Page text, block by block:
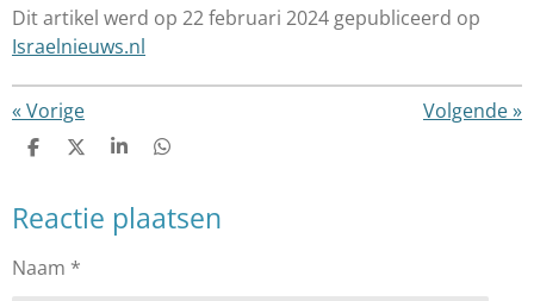
Dit artikel werd op 22 februari 2024 gepubliceerd op
Israelnieuws.nl
«Vorige Volgende»
D
e
n
D
l
S
r
e
D
e
n
Reactie plaatsen
Naam *